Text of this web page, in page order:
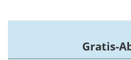
Gründe.
Gratis-